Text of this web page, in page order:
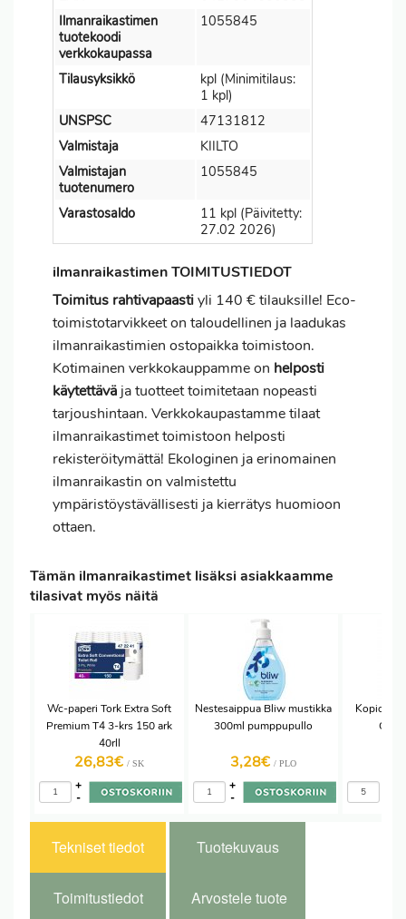
Ilmanraikastimen
tuotekoodi
verkkokaupassa
1055845
Tilausyksikkö
kpl (Minimitilaus:
1 kpl)
UNSPSC
47131812
Valmistaja
KIILTO
Valmistajan
tuotenumero
1055845
Varastosaldo
11 kpl (Päivitetty:
27.02 2026)
ilmanraikastimen TOIMITUSTIEDOT
Toimitus rahtivapaastiyli 140 € tilauksille! Eco-
toimistotarvikkeet on taloudellinen ja laadukas
ilmanraikastimien ostopaikka toimistoon.
Kotimainen verkkokauppamme on helposti
käytettävä ja tuotteet toimitetaan nopeasti
tarjoushintaan. Verkkokaupastamme tilaat
ilmanraikastimet toimistoon helposti
rekisteröitymättä! Ekologinen ja erinomainen
ilmanraikastin on valmistettu
ympäristöystävällisesti ja kierrätys huomioon
ottaen.
Tämän ilmanraikastimet lisäksi asiakkaamme
tilasivat myös näitä
Wc-paperi Tork Extra Soft
Premium T4 3-krs 150 ark
40rll
26,83€ / SK
-
+
Nestesaippua Bliw mustikka
300ml pumppupullo
3,28€ / PLO
-
+
Tekniset tiedot Tuotekuvaus
Toimitustiedot Arvostele tuote